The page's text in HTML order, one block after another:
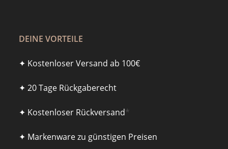
DEINE VORTEILE
✦ Kostenloser Versand ab 100€
✦ 20 Tage Rückgaberecht
✦ Kostenloser Rückversand*
✦ Markenware zu günstigen Preisen